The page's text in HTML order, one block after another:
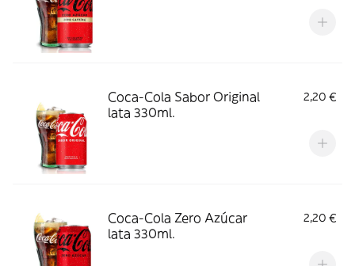
Coca-Cola Sabor Original
lata 330ml.
2,20 €
Coca-Cola Zero Azúcar
lata 330ml.
2,20 €